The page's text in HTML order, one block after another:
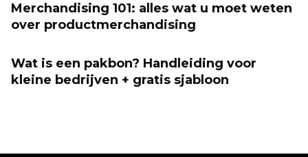
Merchandising 101: alles wat u moet weten
over productmerchandising
Wat is een pakbon? Handleiding voor
kleine bedrijven + gratis sjabloon